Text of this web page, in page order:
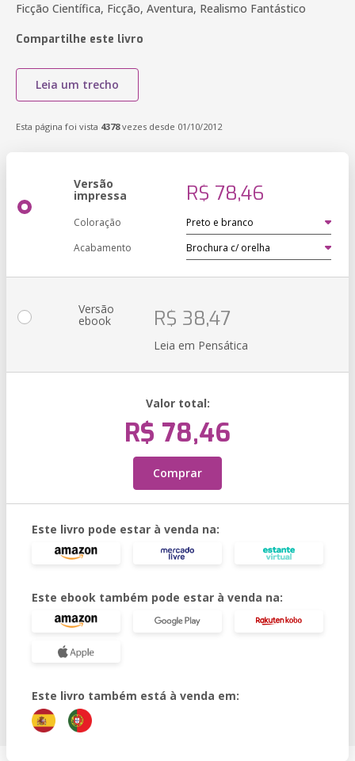
Ficção Científica, Ficção, Aventura, Realismo Fantástico
Compartilhe este livro
Leia um trecho
Esta página foi vista 4378vezes desde 01/10/2012
Versão
impressa R$ 78,46
Coloração
Acabamento
Versão
ebook R$ 38,47
Leia em Pensática
Valor total:
R$ 78,46
Comprar
Este livro pode estar à venda na:
Este ebook também pode estar à venda na:
Este livro também está à venda em: